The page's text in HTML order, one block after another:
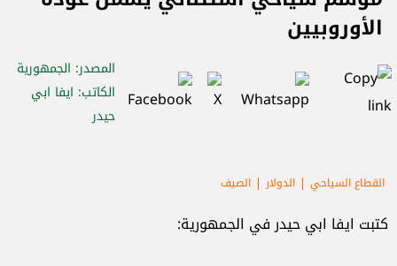
الأوروبيين
المصدر: الجمهورية
الكاتب: ايفا ابي
حيدر
القطاع السياحي الدولار الصيف
كتبت ايفا ابي حيدر في الجمهورية: